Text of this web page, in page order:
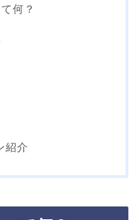
何？
紹介